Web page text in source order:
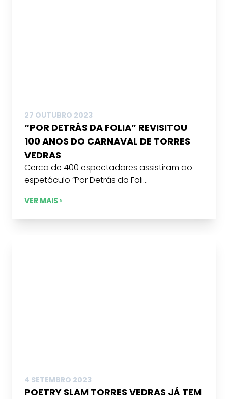
27 OUTUBRO 2023
“POR DETRÁS DA FOLIA” REVISITOU
100 ANOS DO CARNAVAL DE TORRES
VEDRAS
Cerca de 400 espectadores assistiram ao
espetáculo “Por Detrás da Foli...
VER MAIS ›
4 SETEMBRO 2023
POETRY SLAM TORRES VEDRAS JÁ TEM